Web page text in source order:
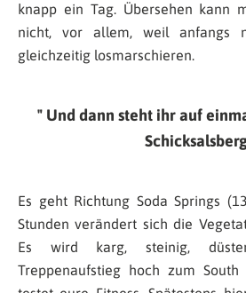
knapp ein Tag. Übersehen kann
nicht, vor allem, weil anfangs
gleichzeitig losmarschieren.
Und dann steht ihr auf
Es geht Richtung Soda Springs
Stunden verändert sich die
Es wird karg, steinig,
Treppenaufstieg hoch zum